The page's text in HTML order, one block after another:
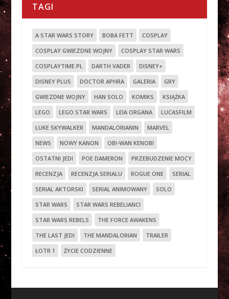
TAGI
A STAR WARS STORY BOBA FETT
COSPLAY
COSPLAY GWIEZDNE WOJNY
COSPLAY STAR WARS
COSPLAYTIME.PL
DARTH VADER
DISNEY+
DISNEY PLUS
DOCTOR APHRA GALERIA
GRY
GWIEZDNE WOJNY
HAN SOLO KOMIKS
KSIĄŻKA
LEGO
LEGO STAR WARS LEIA ORGANA
LUCASFILM
LUKE SKYWALKER
MANDALORIANIN
MARVEL
NEWS
NOWY KANON
OBI-WAN KENOBI
OSTATNI JEDI
POE DAMERON
PRZEBUDZENIE MOCY
RECENZJA
RECENZJA SERIALU ROGUE ONE
SERIAL
SERIAL AKTORSKI
SERIAL ANIMOWANY
SOLO
STAR WARS
STAR WARS REBELIANCI
STAR WARS REBELS
THE FORCE AWAKENS
THE LAST JEDI
THE MANDALORIAN
TRAILER
ŁOTR 1
ŻYCIE CODZIENNE